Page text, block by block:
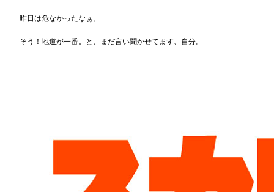
昨日は危なかったなぁ。
そう！地道が一番。と、まだ言い聞かせてます、自分。